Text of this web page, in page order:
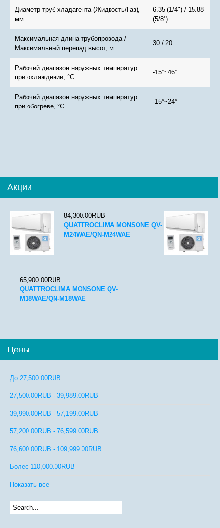
Диаметр труб хладагента (Жидкость/Газ),
мм
6.35 (1/4") / 15.88
(5/8")
Максимальная длина трубопровода /
Максимальный перепад высот, м
30 / 20
Рабочий диапазон наружных температур
при охлаждении, °С
-15°~46°
Рабочий диапазон наружных температур
при обогреве, °С
-15°~24°
Акции
84,300.00RUB
QUATTROCLIMA MONSONE QV-
M24WAE/QN-M24WAE
65,900.00RUB
QUATTROCLIMA MONSONE QV-
M18WAE/QN-M18WAE
Цены
До 27,500.00RUB
27,500.00RUB - 39,989.00RUB
39,990.00RUB - 57,199.00RUB
57,200.00RUB - 76,599.00RUB
76,600.00RUB - 109,999.00RUB
Более 110,000.00RUB
Показать все